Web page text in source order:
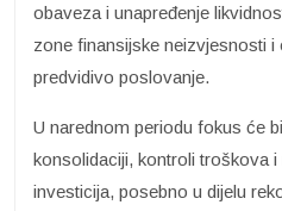
obaveza i unapređenje
zone finansijske neizvjesnosti i
predvidivo poslovanje.
U narednom periodu fokus će
konsolidaciji, kontroli troškova i
investicija, posebno u dijelu